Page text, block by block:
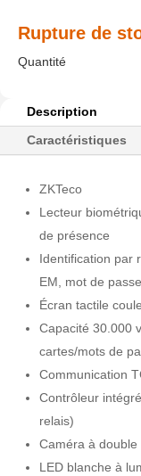
Rupture de
Description
Caractéristiques
ZKTeco
Lecteur
de présence
Identification par
EM, mot de
Écran tactile
Capacité 30.000
cartes/mots de
Communication
Contrôleur
relais)
Caméra à
LED blanche à